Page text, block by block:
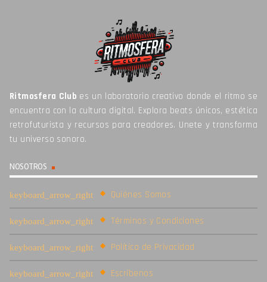
Ritmosfera Club es un laboratorio creativo donde el ritmo se
encuentra con la cultura digital. Explora beats únicos, estética
retrofuturista y recursos para creadores. Unete y transforma
tu universo sonoro.
NOSOTROS
Quiénes Somos
Términos y Condiciones
Política de Privacidad
Escríbenos